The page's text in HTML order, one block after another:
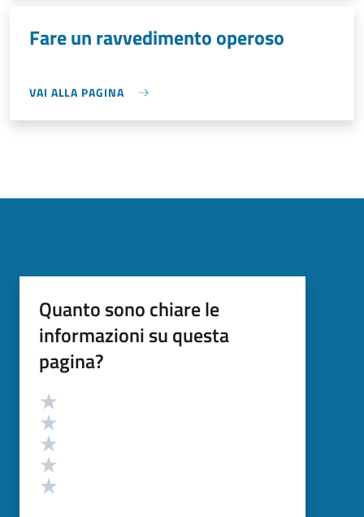
Fare un ravvedimento operoso
VAI ALLA PAGINA
Quanto sono chiare le
informazioni su questa
pagina?
Valutazione